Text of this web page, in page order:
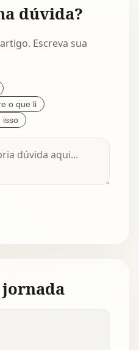
dúvida?
Escreva sua
o que li
isso
jornada